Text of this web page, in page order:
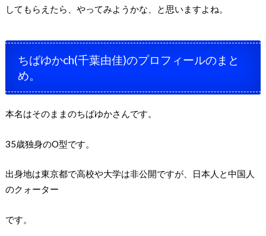
してもらえたら、やってみようかな、と思いますよね。
ちばゆかch(千葉由佳)のプロフィールのまと
め。
本名はそのままのちばゆかさんです。
35歳独身のO型です。
出身地は東京都で高校や大学は非公開ですが、日本人と中国人
のクォーター
です。